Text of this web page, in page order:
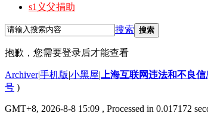
s1义父捐助
搜索 搜索
抱歉，您需要登录后才能查看
Archiver|手机版|小黑屋| 上海互联网违法和不良
号 )
GMT+8, 2026-8-8 15:09 , Processed in 0.017172